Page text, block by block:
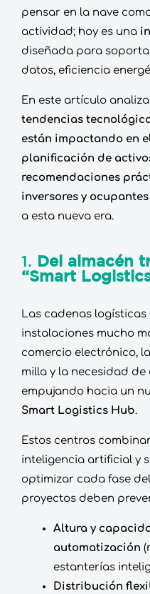
pensar en la nave
actividad; hoy es una
diseñada para
datos, eficiencia
En este artículo
tendencias
están impactando en
planificación de
recomendaciones
inversores y ocupantes
a esta nueva era.
1.
Del almacén
“Smart
Las cadenas
instalaciones mucho
comercio electrónico,
milla y la necesidad
empujando hacia un
Smart Logistics Hub.
Estos centros
inteligencia artificial y
optimizar cada fase
proyectos deben
Altura y
automatización
estanterías
Distribución